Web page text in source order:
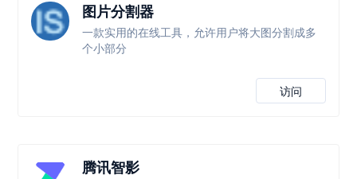
图片分割器
一款实用的在线工具，允许用户将大图分割成多
个小部分
访问
腾讯智影